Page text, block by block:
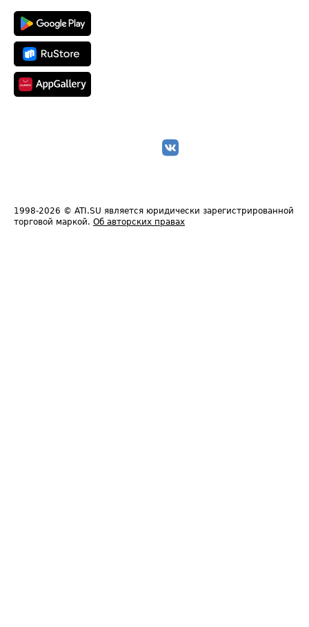
1998-2026 © ATI.SU является юридически зарегистрированной
торговой маркой. Об авторских правах